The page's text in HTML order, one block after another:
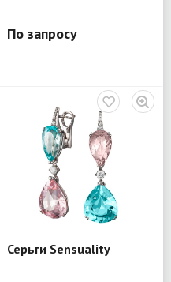
По запросу
Серьги Sensuality